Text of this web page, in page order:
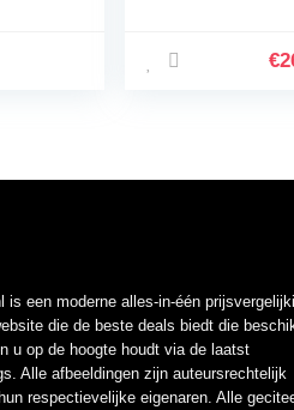
plastic hoes M5
€
is een moderne alles-in-één
die de beste deals biedt die
u op de hoogte houdt via de laatst
Alle afbeeldingen zijn auteursrechtelijk
respectievelijke eigenaren. Alle